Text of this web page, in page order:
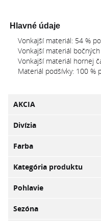
Hlavné údaje
Vonkajší materiál: 54 %
Vonkajší materiál
Vonkajší materiál hornej
Materiál podšívky: 100 %
AKCIA
Divízia
Farba
Kategória produktu
Pohlavie
Sezóna